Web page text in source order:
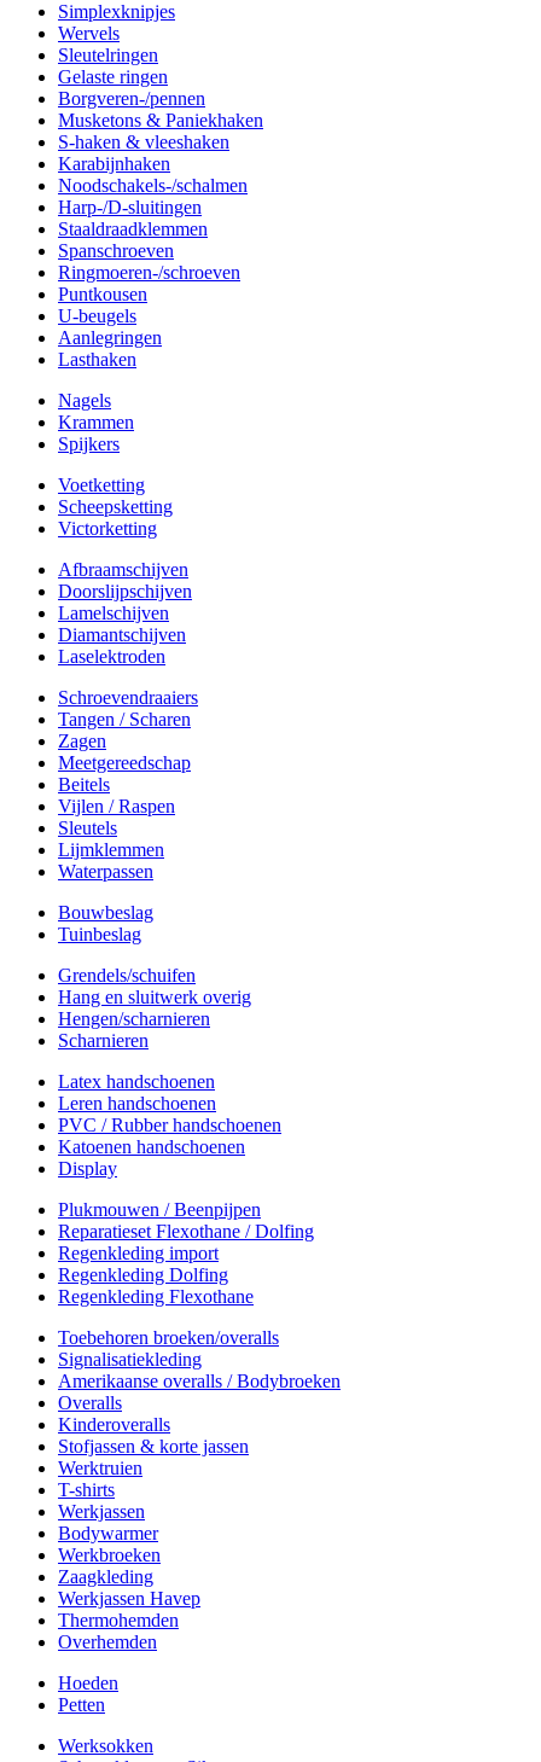
Simplexknipjes
Wervels
Sleutelringen
Gelaste ringen
Borgveren-/pennen
Musketons & Paniekhaken
S-haken & vleeshaken
Karabijnhaken
Noodschakels-/schalmen
Harp-/D-sluitingen
Staaldraadklemmen
Spanschroeven
Ringmoeren-/schroeven
Puntkousen
U-beugels
Aanlegringen
Lasthaken
Nagels
Krammen
Spijkers
Voetketting
Scheepsketting
Victorketting
Afbraamschijven
Doorslijpschijven
Lamelschijven
Diamantschijven
Laselektroden
Schroevendraaiers
Tangen / Scharen
Zagen
Meetgereedschap
Beitels
Vijlen / Raspen
Sleutels
Lijmklemmen
Waterpassen
Bouwbeslag
Tuinbeslag
Grendels/schuifen
Hang en sluitwerk overig
Hengen/scharnieren
Scharnieren
Latex handschoenen
Leren handschoenen
PVC / Rubber handschoenen
Katoenen handschoenen
Display
Plukmouwen / Beenpijpen
Reparatieset Flexothane / Dolfing
Regenkleding import
Regenkleding Dolfing
Regenkleding Flexothane
Toebehoren broeken/overalls
Signalisatiekleding
Amerikaanse overalls / Bodybroeken
Overalls
Kinderoveralls
Stofjassen & korte jassen
Werktruien
T-shirts
Werkjassen
Bodywarmer
Werkbroeken
Zaagkleding
Werkjassen Havep
Thermohemden
Overhemden
Hoeden
Petten
Werksokken